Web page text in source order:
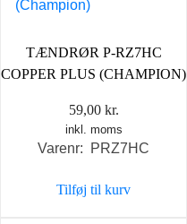
TÆNDRØR P-RZ7HC
COPPER PLUS (CHAMPION)
59,00 kr.
inkl. moms
Varenr: PRZ7HC
Tilføj til kurv